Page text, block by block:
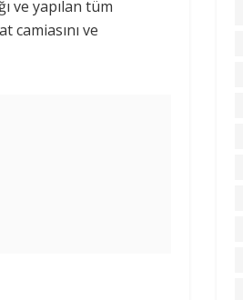
ve yapılan tüm
camiasını ve